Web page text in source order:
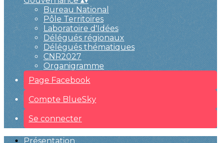
Bureau National
Pôle Territoires
Laboratoire d'Idées
Délégués régionaux
Délégués thématiques
CNR2027
Organigramme
Page Facebook
Compte BlueSky
Se connecter
Présentation